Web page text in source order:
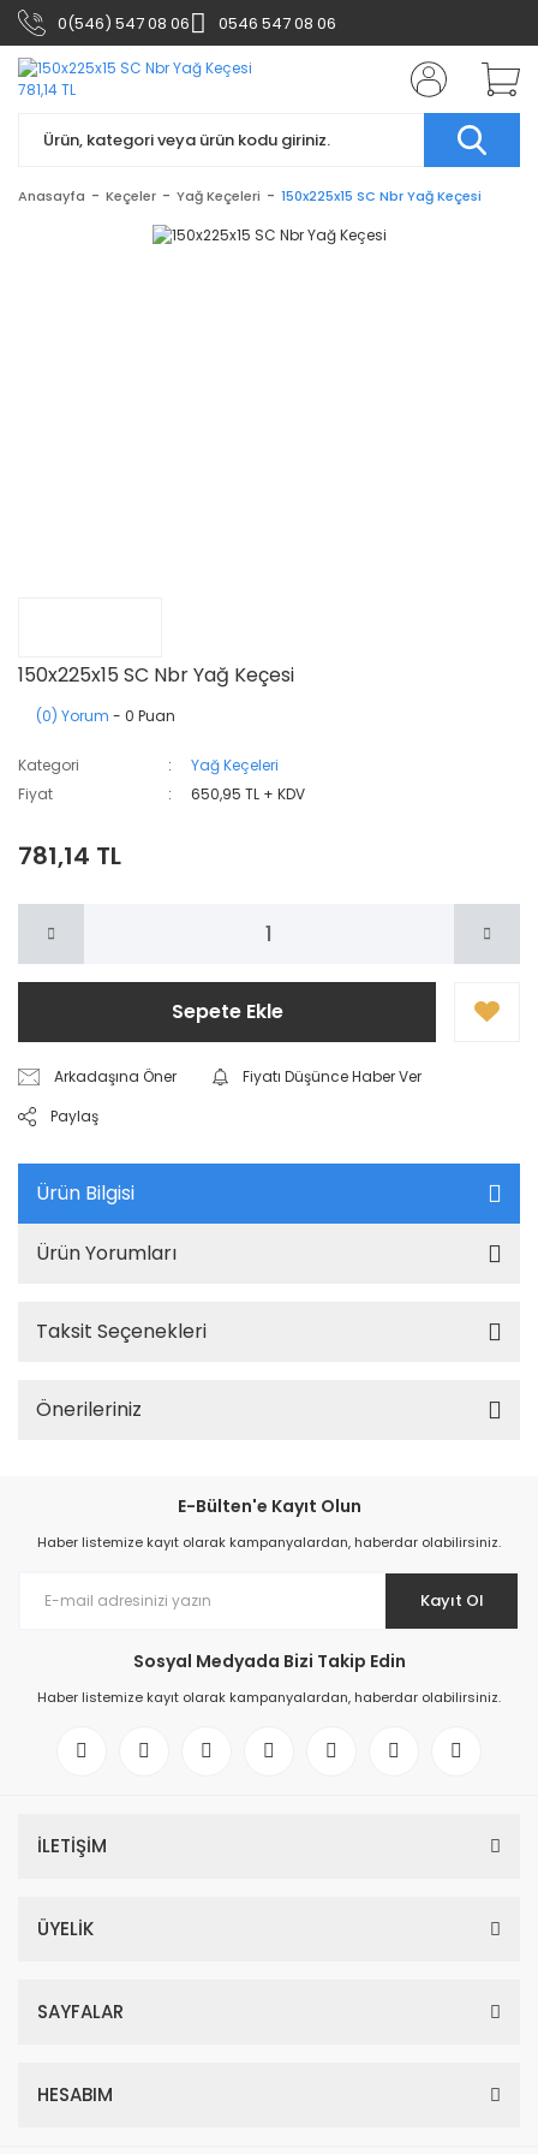
0(546) 547 08 06 0546 547 08 06
Anasayfa Keçeler Yağ Keçeleri 150x225x15 SC Nbr Yağ Keçesi
150x225x15 SC Nbr Yağ Keçesi
(0) Yorum - 0 Puan
Kategori
Yağ Keçeleri
Fiyat
650,95 TL + KDV
781,14 TL
Sepete Ekle
Arkadaşına Öner
Fiyatı Düşünce Haber Ver
Paylaş
Ürün Bilgisi
Ürün Yorumları
Taksit Seçenekleri
Önerileriniz
E-Bülten'e Kayıt Olun
Haber listemize kayıt olarak kampanyalardan, haberdar olabilirsiniz.
Kayıt Ol
Sosyal Medyada Bizi Takip Edin
Haber listemize kayıt olarak kampanyalardan, haberdar olabilirsiniz.
İLETİŞİM
ÜYELİK
SAYFALAR
HESABIM